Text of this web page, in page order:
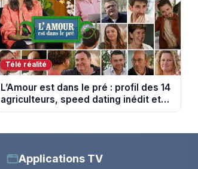
Télé réalité
L’Amour est dans le pré : profil des 14
agriculteurs, speed dating inédit et
de nouvelles histoires d’amour
Applications TV